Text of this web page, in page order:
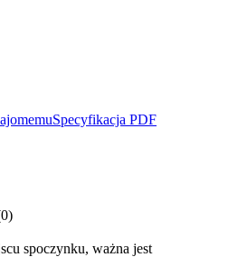
Specyfikacja PDF
spoczynku, ważna jest